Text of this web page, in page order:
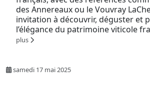
des Annereaux ou le Vouvray
invitation à découvrir, déguster et
l’élégance du patrimoine viticole
plus
samedi 17 mai 2025